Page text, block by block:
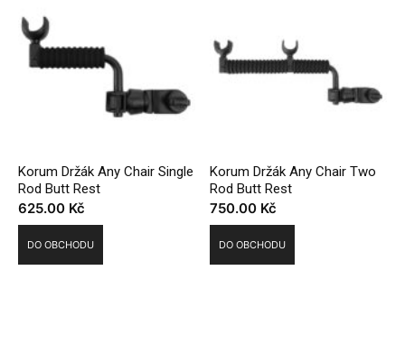
Korum Držák Any Chair Single
Rod Butt Rest
625.00 Kč
DO OBCHODU
Korum Držák Any Chair Two
Rod Butt Rest
750.00 Kč
DO OBCHODU